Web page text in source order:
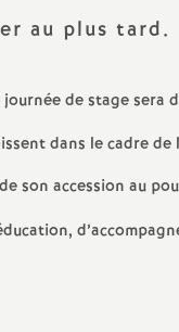
au plus tard.
de stage sera
dans le cadre
accession au